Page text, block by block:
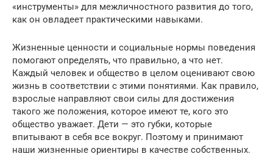
«инструменты» для межличностного развития до того,
как он овладеет практическими навыками.
Жизненные ценности и социальные нормы поведения
помогают определять, что правильно, а что нет.
Каждый человек и общество в целом оценивают свою
жизнь в соответствии с этими понятиями. Как правило,
взрослые направляют свои силы для достижения
такого же положения, которое имеют те, кого это
общество уважает. Дети — это губки, которые
впитывают в себя все вокруг. Поэтому и принимают
наши жизненные ориентиры в качестве собственных.